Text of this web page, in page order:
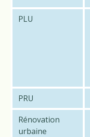
PLU
PRU
Rénovation
urbaine